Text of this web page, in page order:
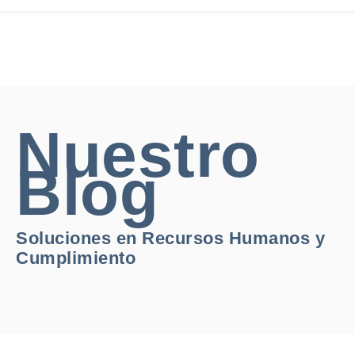
Nuestro
Blog
Soluciones en Recursos Humanos y
Cumplimiento